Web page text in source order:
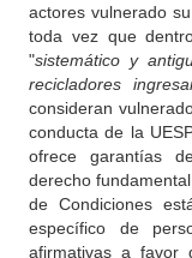
actores vulnerado
toda vez que
"sistemático y
recicladores
consideran
conducta de la
ofrece garantías
derecho
de Condiciones
específico de
afirmativas a favor